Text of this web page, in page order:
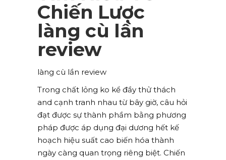
Chiến Lược
làng cù lần
review
làng cù lần review
Trong chất lỏng ko kể đầy thử thách
and cạnh tranh nhau từ bây giờ, câu hỏi
đạt được sự thành phầm bằng phương
pháp được áp dụng đại dương hết kế
hoạch hiệu suất cao biến hóa thành
ngày càng quan trọng riêng biệt. Chiến